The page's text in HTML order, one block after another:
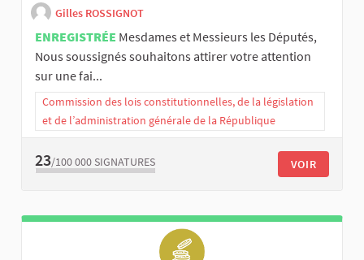
Gilles ROSSIGNOT
ENREGISTRÉE Mesdames et Messieurs les Députés,
Nous soussignés souhaitons attirer votre attention
sur une fai...
Commission des lois constitutionnelles, de la législation
et de l’administration générale de la République
23/100 000 SIGNATURES VOIR